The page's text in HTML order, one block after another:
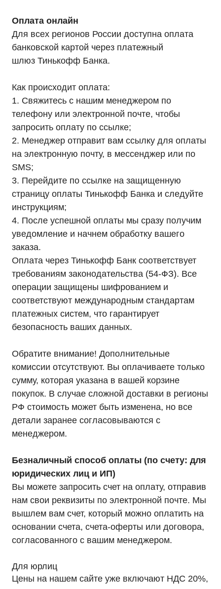
Оплата онлайн
Для всех регионов России доступна оплата
банковской картой через платежный
шлюз Тинькофф Банка.
Как происходит оплата:
1. Свяжитесь с нашим менеджером по
телефону или электронной почте, чтобы
запросить оплату по ссылке;
2. Менеджер отправит вам ссылку для оплаты
на электронную почту, в мессенджер или по
SMS;
3. Перейдите по ссылке на защищенную
страницу оплаты Тинькофф Банка и следуйте
инструкциям;
4. После успешной оплаты мы сразу получим
уведомление и начнем обработку вашего
заказа.
Оплата через Тинькофф Банк соответствует
требованиям законодательства (54-ФЗ). Все
операции защищены шифрованием и
соответствуют международным стандартам
платежных систем, что гарантирует
безопасность ваших данных.
Обратите внимание! Дополнительные
комиссии отсутствуют. Вы оплачиваете только
сумму, которая указана в вашей корзине
покупок. В случае сложной доставки в регионы
РФ стоимость может быть изменена, но все
детали заранее согласовываются с
менеджером.
Безналичный способ оплаты (по счету: для
юридических лиц и ИП)
Вы можете запросить счет на оплату, отправив
нам свои реквизиты по электронной почте. Мы
вышлем вам счет, который можно оплатить на
основании счета, счета-оферты или договора,
согласованного с вашим менеджером.
Для юрлиц
Цены на нашем сайте уже включают НДС 20%,
Покупателям
Доставка
Партнерам
Монтаж
Акции
Контакты
Условия оформления заказа
Реквизиты
Режим работы: Пн-Пт: 9:00 —
info@ibp-hiden.ru
+7 (495) 846-88-98
Адрес:
г. Москва, 2-й Южнопортовый
проезд, д. 10, стр. 11
© 2021-2026 Официальный дилер «HIDEN»
Политика конфиденциальности
8 (800) 444-75-17